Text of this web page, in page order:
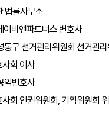
법률사무소
비앤파트너스 변호사
구 선거관리위원회 선거관
회 이사
익변호사
회 인권위원회, 기획위원회